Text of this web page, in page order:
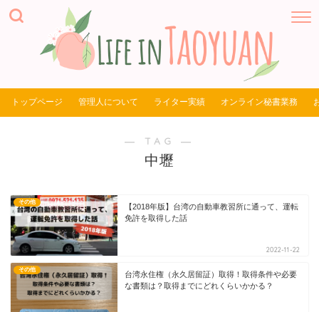
トップページ 管理人について ライター実績 オンライン秘書業務
― TAG ―
中壢
その他
【2018年版】台湾の自動車教習所に通って、運転
免許を取得した話
2022-11-22
その他
台湾永住権（永久居留証）取得！取得条件や必要
な書類は？取得までにどれくらいかかる？